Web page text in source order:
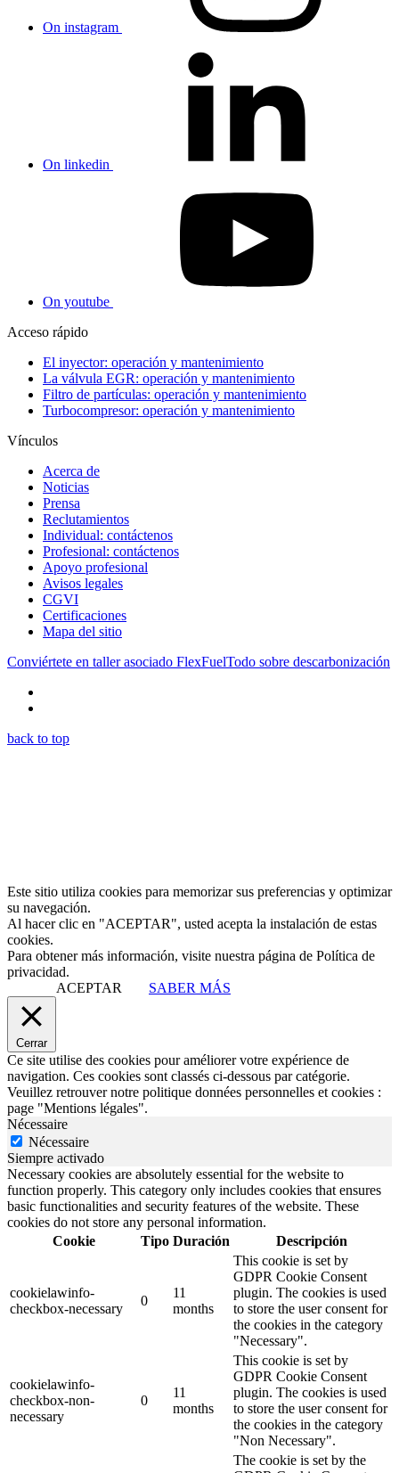
On instagram
On linkedin
On youtube
Acceso rápido
El inyector: operación y mantenimiento
La válvula EGR: operación y mantenimiento
Filtro de partículas: operación y mantenimiento
Turbocompresor: operación y mantenimiento
Vínculos
Acerca de
Noticias
Prensa
Reclutamientos
Individual: contáctenos
Profesional: contáctenos
Apoyo profesional
Avisos legales
CGVI
Certificaciones
Mapa del sitio
Conviértete en taller asociado FlexFuelTodo sobre descarbonización
back to top
Este sitio utiliza cookies para memorizar sus preferencias y optimizar
su navegación.
Al hacer clic en "ACEPTAR", usted acepta la instalación de estas
cookies.
Para obtener más información, visite nuestra página de Política de
privacidad.
ACEPTAR
SABER MÁS
Cerrar
Ce site utilise des cookies pour améliorer votre expérience de
navigation. Ces cookies sont classés ci-dessous par catégorie.
Veuillez retrouver notre politique données personnelles et cookies :
page "Mentions légales".
Nécessaire
Nécessaire
Siempre activado
Necessary cookies are absolutely essential for the website to
function properly. This category only includes cookies that ensures
basic functionalities and security features of the website. These
cookies do not store any personal information.
Cookie
Tipo Duración Descripción
cookielawinfo-
checkbox-necessary
0
11
months
This cookie is set by
GDPR Cookie Consent
plugin. The cookies is used
to store the user consent for
the cookies in the category
"Necessary".
cookielawinfo-
checkbox-non-
necessary
0
11
months
This cookie is set by
GDPR Cookie Consent
plugin. The cookies is used
to store the user consent for
the cookies in the category
"Non Necessary".
The cookie is set by the